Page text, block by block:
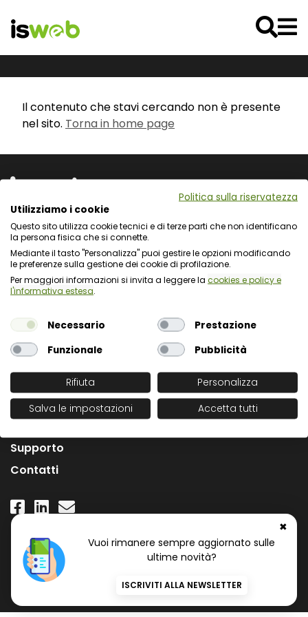
Il contenuto che stavi cercando non è presente
nel sito. Torna in home page
✖
Vuoi rimanere sempre aggiornato sulle
ultime novità?
ISCRIVITI ALLA NEWSLETTER
Via L. Cadorna 31 - 67051 Avezzano (AQ)
Via Fiume Giallo 3 - 00144 Roma
Registro delle Imprese del Gran Sasso d'Italia
C.F. e numero d'iscrizione: 01722270665
L'Azienda
Supporto
Contatti
Numero Verde Gratuito
800 97 34 34
Politica sulla riservatezza
Utilizziamo i cookie
Questo sito utilizza cookie tecnici e di terze parti che non identificano
la persona fisica che si connette.
Mediante il tasto "Personalizza" puoi gestire le opzioni modificando
le preferenze sulla gestione dei cookie di profilazione.
Per maggiori informazioni si invita a leggere la cookies e policy e
l'informativa estesa.
Necessario
Prestazione
Funzionale
Pubblicità
Rifiuta
Personalizza
Salva le impostazioni
Accetta tutti